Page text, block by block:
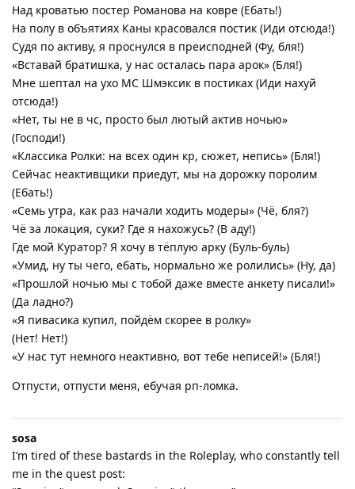
Над кроватью постер Романова на ковре (Ебать!)
На полу в объятиях Каны красовался постик (Иди отсюда!)
Судя по активу, я проснулся в преисподней (Фу, бля!)
«Вставай братишка, у нас осталась пара арок» (Бля!)
Мне шептал на ухо МС Шмэксик в постиках (Иди нахуй
отсюда!)
«Нет, ты не в чс, просто был лютый актив ночью»
(Господи!)
«Классика Ролки: на всех один кр, сюжет, непись» (Бля!)
Сейчас неактивщики приедут, мы на дорожку поролим
(Ебать!)
«Семь утра, как раз начали ходить модеры» (Чё, бля?)
Чё за локация, суки? Где я нахожусь? (В аду!)
Где мой Куратор? Я хочу в тёплую арку (Буль-буль)
«Умид, ну ты чего, ебать, нормально же ролились» (Ну, да)
«Прошлой ночью мы с тобой даже вместе анкету писали!»
(Да ладно?)
«Я пивасика купил, пойдём скорее в ролку»
(Нет! Нет!)
«У нас тут немного неактивно, вот тебе неписей!» (Бля!)
Отпусти, отпусти меня, ебучая рп-ломка.
sosa
I’m tired of these bastards in the Roleplay, who constantly tell
me in the quest post: